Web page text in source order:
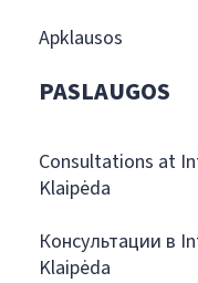
Apklausos
PASLAUGOS
Consultations at
Klaipėda
Консультации в
Klaipėda